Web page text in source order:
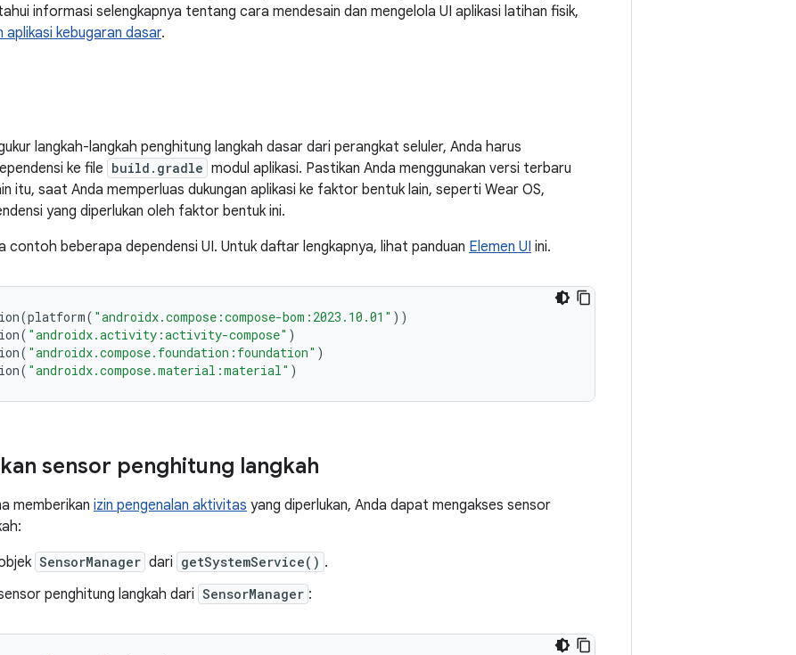
informasi selengkapnya tentang cara mendesain dan mengelola UI aplikasi latihan fisik,
aplikasi kebugaran dasar.
langkah-langkah penghitung langkah dasar dari perangkat seluler, Anda harus
ke file build.gradle modul aplikasi. Pastikan Anda menggunakan versi terbaru
itu, saat Anda memperluas dukungan aplikasi ke faktor bentuk lain, seperti Wear OS,
yang diperlukan oleh faktor bentuk ini.
contoh beberapa dependensi UI. Untuk daftar lengkapnya, lihat panduan Elemen UI ini.
(platform( "androidx.compose:compose-bom:2023.10.01" ))
( "androidx.activity:activity-compose" )
( "androidx.compose.foundation:foundation" )
( "androidx.compose.material:material" )
sensor penghitung langkah
memberikan izin pengenalan aktivitas yang diperlukan, Anda dapat mengakses sensor
SensorManager dari getSystemService() .
penghitung langkah dari SensorManager :